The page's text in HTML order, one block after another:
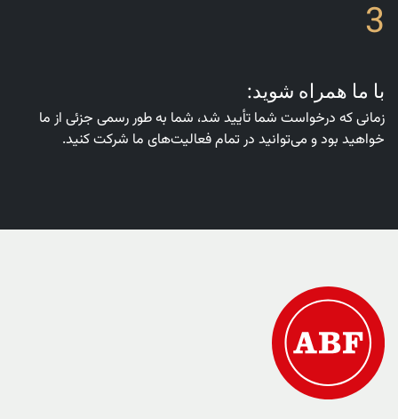
3
با ما همراه شوید:
زمانی که درخواست شما تأیید شد، شما به طور رسمی جزئی از ما
خواهید بود و می‌توانید در تمام فعالیت‌های ما شرکت کنید.